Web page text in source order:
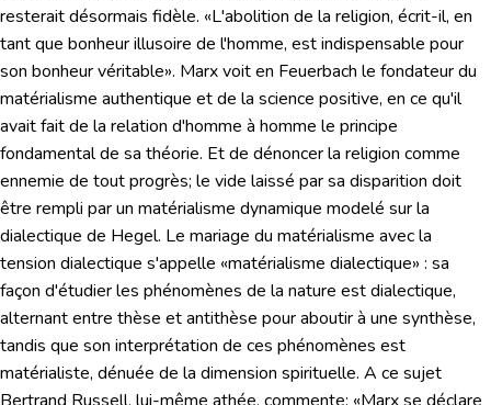
resterait désormais fidèle. «L'abolition de la religion, écrit-il, en
tant que bonheur illusoire de l'homme, est indispensable pour
son bonheur véritable». Marx voit en Feuerbach le fondateur du
matérialisme authentique et de la science positive, en ce qu'il
avait fait de la relation d'homme à homme le principe
fondamental de sa théorie. Et de dénoncer la religion comme
ennemie de tout progrès; le vide laissé par sa disparition doit
être rempli par un matérialisme dynamique modelé sur la
dialectique de Hegel. Le mariage du matérialisme avec la
tension dialectique s'appelle «matérialisme dialectique» : sa
façon d'étudier les phénomènes de la nature est dialectique,
alternant entre thèse et antithèse pour aboutir à une synthèse,
tandis que son interprétation de ces phénomènes est
matérialiste, dénuée de la dimension spirituelle. A ce sujet